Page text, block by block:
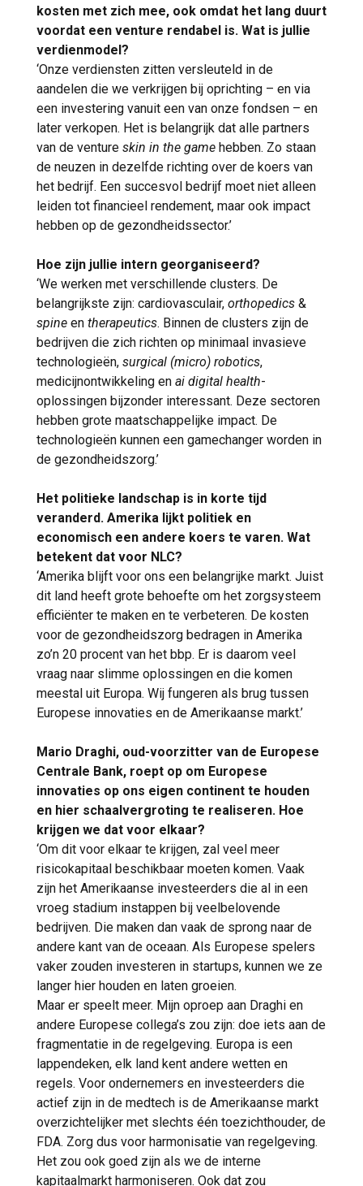
kosten met zich mee, ook omdat het lang duurt
voordat een venture rendabel is. Wat is jullie
verdienmodel?
‘Onze verdiensten zitten versleuteld in de
aandelen die we verkrijgen bij oprichting – en via
een investering vanuit een van onze fondsen – en
later verkopen. Het is belangrijk dat alle partners
van de venture skin in the game hebben. Zo staan
de neuzen in dezelfde richting over de koers van
het bedrijf. Een succesvol bedrijf moet niet alleen
leiden tot financieel rendement, maar ook impact
hebben op de gezondheidssector.’
Hoe zijn jullie intern georganiseerd?
‘We werken met verschillende clusters. De
belangrijkste zijn: cardiovasculair, orthopedics &
spine en therapeutics. Binnen de clusters zijn de
bedrijven die zich richten op minimaal invasieve
technologieën, surgical (micro) robotics,
medicijnontwikkeling en ai digital health-
oplossingen bijzonder interessant. Deze sectoren
hebben grote maatschappelijke impact. De
technologieën kunnen een gamechanger worden in
de gezondheidszorg.’
Het politieke landschap is in korte tijd
veranderd. Amerika lijkt politiek en
economisch een andere koers te varen. Wat
betekent dat voor NLC?
‘Amerika blijft voor ons een belangrijke markt. Juist
dit land heeft grote behoefte om het zorgsysteem
efficiënter te maken en te verbeteren. De kosten
voor de gezondheidszorg bedragen in Amerika
zo’n 20 procent van het bbp. Er is daarom veel
vraag naar slimme oplossingen en die komen
meestal uit Europa. Wij fungeren als brug tussen
Europese innovaties en de Amerikaanse markt.’
Mario Draghi, oud-voorzitter van de Europese
Centrale Bank, roept op om Europese
innovaties op ons eigen continent te houden
en hier schaalvergroting te realiseren. Hoe
krijgen we dat voor elkaar?
‘Om dit voor elkaar te krijgen, zal veel meer
risicokapitaal beschikbaar moeten komen. Vaak
zijn het Amerikaanse investeerders die al in een
vroeg stadium instappen bij veelbelovende
bedrijven. Die maken dan vaak de sprong naar de
andere kant van de oceaan. Als Europese spelers
vaker zouden investeren in startups, kunnen we ze
langer hier houden en laten groeien.
Maar er speelt meer. Mijn oproep aan Draghi en
andere Europese collega’s zou zijn: doe iets aan de
fragmentatie in de regelgeving. Europa is een
lappendeken, elk land kent andere wetten en
regels. Voor ondernemers en investeerders die
actief zijn in de medtech is de Amerikaanse markt
overzichtelijker met slechts één toezichthouder, de
FDA. Zorg dus voor harmonisatie van regelgeving.
Het zou ook goed zijn als we de interne
kapitaalmarkt harmoniseren. Ook dat zou